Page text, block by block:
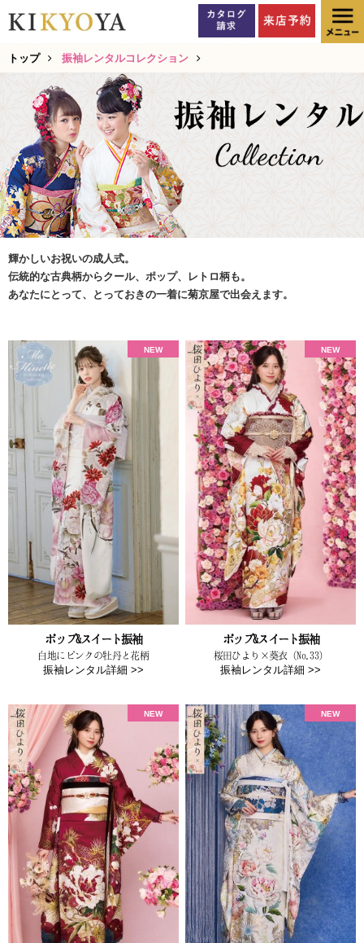
トップ 振袖レンタルコレクション
輝かしいお祝いの成人式。
伝統的な古典柄からクール、ポップ、レトロ柄も。
あなたにとって、とっておきの一着に菊京屋で出会えます。
ポップ&スイート振袖
白地にピンクの牡丹と花柄
振袖レンタル詳細 >>
ポップ&スイート振袖
桜田ひより×葵衣（No.33）
振袖レンタル詳細 >>